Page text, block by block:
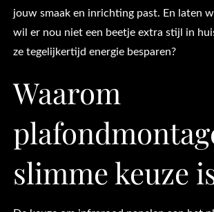
jouw smaak en inrichting past. En laten
wil er nou niet een beetje extra stijl in
ze tegelijkertijd energie besparen?
Waarom
slimme keuze